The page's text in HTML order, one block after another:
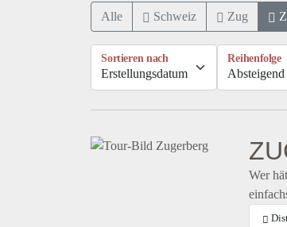
Alle Schweiz Zug
Sortieren nach Reihenfolge
Wer